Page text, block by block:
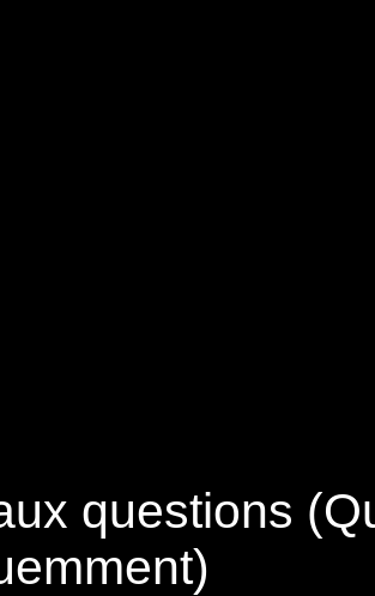
questions